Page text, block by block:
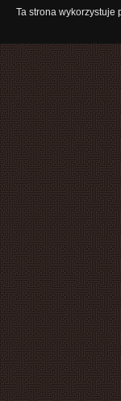
Ta strona wykorzystuje